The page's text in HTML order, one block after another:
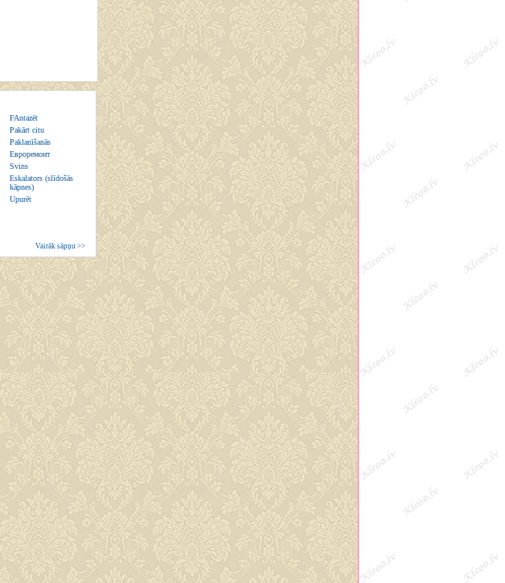
FAntazēt
Pakārt citu
Paklanīšanās
Евроремонт
Svins
Eskalators (slīdošās
kāpnes)
Upurēt
Vairāk sāpņu >>